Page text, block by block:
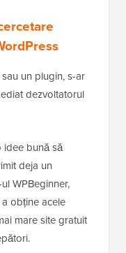
un plugin, s-ar
dezvoltatorul
idee bună să
deja un
WPBeginner,
obține acele
mare site gratuit